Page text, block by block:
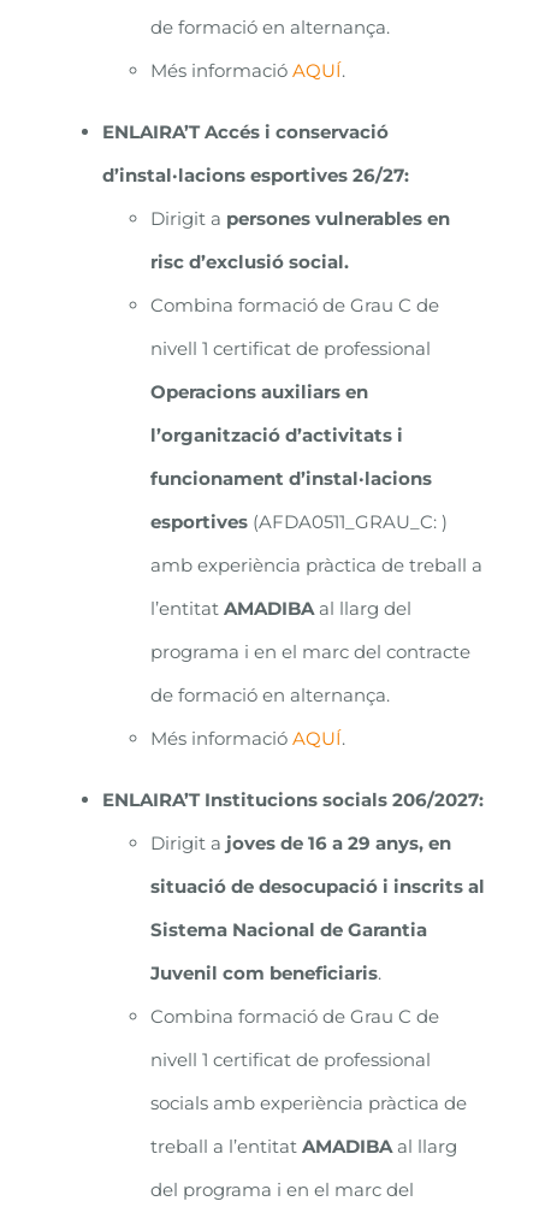
de formació en alternança.
Més informació AQUÍ.
ENLAIRA’T Accés i conservació
d’instal·lacions esportives 26/27:
Dirigit a persones vulnerables en
risc d’exclusió social.
Combina formació de Grau C de
nivell 1 certificat de professional
Operacions auxiliars en
l’organització d’activitats i
funcionament d’instal·lacions
esportives(AFDA0511_GRAU_C: )
amb experiència pràctica de treball a
l’entitat AMADIBAal llarg del
programa i en el marc del contracte
de formació en alternança.
Més informació AQUÍ.
ENLAIRA’T Institucions socials 206/2027:
Dirigit a joves de 16 a 29 anys, en
situació de desocupació i inscrits al
Sistema Nacional de Garantia
Juvenil com beneficiaris.
Combina formació de Grau C de
nivell 1 certificat de professional
socials amb experiència pràctica de
treball a l’entitat AMADIBAal llarg
del programa i en el marc del